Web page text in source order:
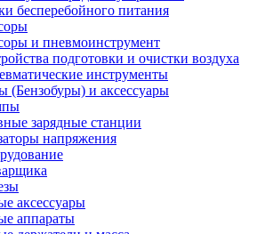
бесперебойного питания
и пневмоинструмент
подготовки и очистки воздуха
инструменты
(Бензобуры) и аксессуары
зарядные станции
напряжения
аксессуары
аппараты